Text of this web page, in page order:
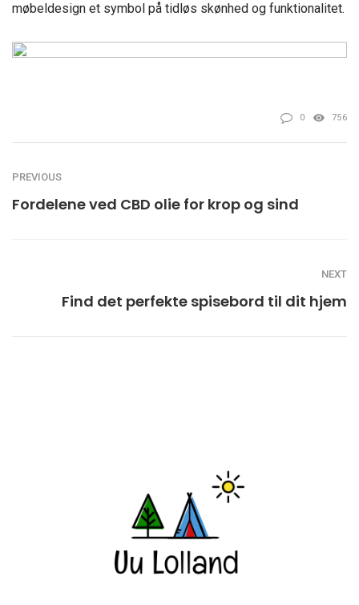
møbeldesign et symbol på tidløs skønhed og funktionalitet.
0 756
PREVIOUS
Fordelene ved CBD olie for krop og sind
NEXT
Find det perfekte spisebord til dit hjem